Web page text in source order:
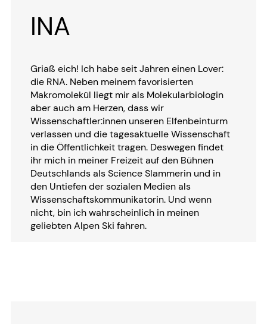
INA
Griaß eich! Ich habe seit Jahren einen Lover:
die RNA. Neben meinem favorisierten
Makromolekül liegt mir als Molekularbiologin
aber auch am Herzen, dass wir
Wissenschaftler:innen unseren Elfenbeinturm
verlassen und die tagesaktuelle Wissenschaft
in die Öffentlichkeit tragen. Deswegen findet
ihr mich in meiner Freizeit auf den Bühnen
Deutschlands als Science Slammerin und in
den Untiefen der sozialen Medien als
Wissenschaftskommunikatorin. Und wenn
nicht, bin ich wahrscheinlich in meinen
geliebten Alpen Ski fahren.